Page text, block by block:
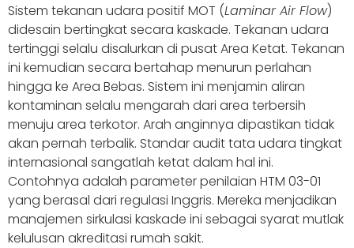
Sistem tekanan udara positif MOT (Laminar Air Flow)
didesain bertingkat secara kaskade. Tekanan udara
tertinggi selalu disalurkan di pusat Area Ketat. Tekanan
ini kemudian secara bertahap menurun perlahan
hingga ke Area Bebas. Sistem ini menjamin aliran
kontaminan selalu mengarah dari area terbersih
menuju area terkotor. Arah anginnya dipastikan tidak
akan pernah terbalik. Standar audit tata udara tingkat
internasional sangatlah ketat dalam hal ini.
Contohnya adalah parameter penilaian HTM 03-01
yang berasal dari regulasi Inggris. Mereka menjadikan
manajemen sirkulasi kaskade ini sebagai syarat mutlak
kelulusan akreditasi rumah sakit.